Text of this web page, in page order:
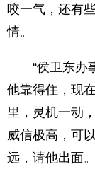
咬一气，还有
情。
“侯卫东办事
他靠得住，现
里，灵机一动
威信极高，可
远，请他出面